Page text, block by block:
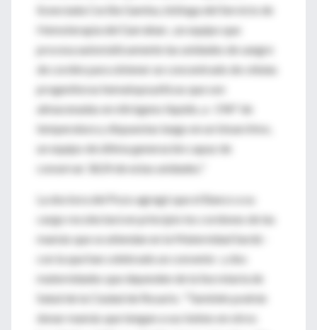
licenciada Cecilia Gamba, bióloga del Servicio de
Hemoterapia del Garrahan-, un equipo que
procesa automáticamente las unidades de sangre
de cordón para obtener un concentrado de células
progenitoras hematopoyéticas que son
almacenadas en nitrógeno líquido, a -196° de
temperatura y dispuestas luego en un bioarchivo,
un equipo de última generación capaz de
conservar 3624 de estas unidades."
La doctora del Pozo agregó que el Banco a su
cargo recolectará en principio los cordones de las
mamás que se atiendan en la Maternidad Sardá -
con la que han celebrado un convenio- y dos
maternidades que dependen de la Secretaría de
Salud de la Ciudad de Rosario. "También podrán
donar mamás que tengan a sus bebes en otros